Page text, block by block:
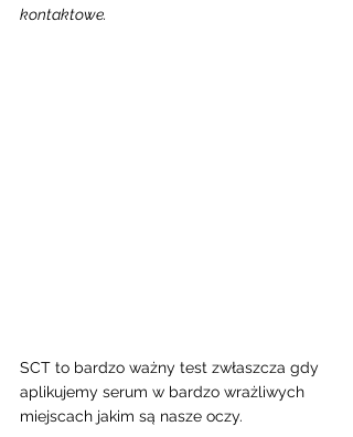
kontaktowe.
SCT to bardzo ważny test zwłaszcza gdy
aplikujemy serum w bardzo wrażliwych
miejscach jakim są nasze oczy.